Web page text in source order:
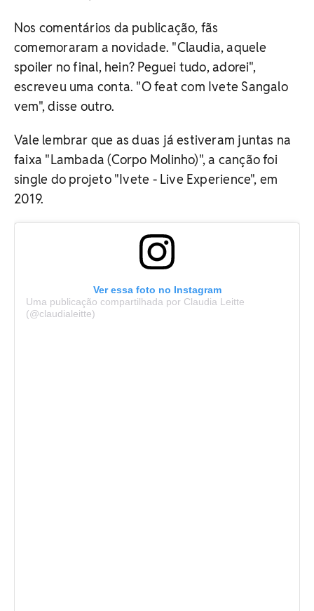
Nos comentários da publicação, fãs
comemoraram a novidade. "Claudia, aquele
spoiler no final, hein? Peguei tudo, adorei",
escreveu uma conta. "O feat com Ivete Sangalo
vem", disse outro.
Vale lembrar que as duas já estiveram juntas na
faixa "Lambada (Corpo Molinho)", a canção foi
single do projeto "Ivete - Live Experience", em
2019.
Ver essa foto no Instagram
Uma publicação compartilhada por Claudia Leitte
(@claudialeitte)